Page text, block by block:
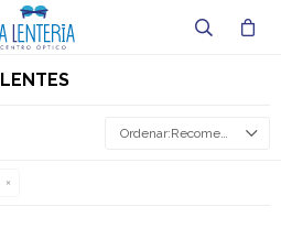
LENTES
Recomendados